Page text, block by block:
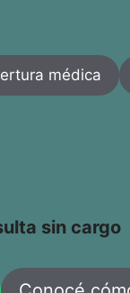
médica
sin cargo